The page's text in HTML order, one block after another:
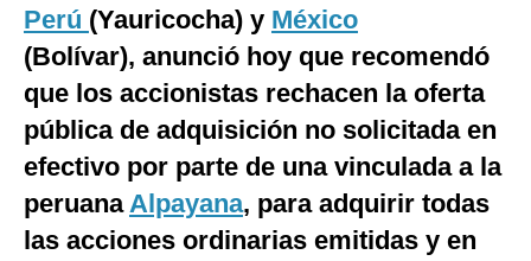
Tecnología
Club del Suscriptor
Mix
G de Gestión
Notas Contratadas
Podcast
Perú (Yauricocha) y México
(Bolívar), anunció hoy que recomendó
que los accionistas rechacen la oferta
pública de adquisición no solicitada en
efectivo por parte de una vinculada a la
peruanaAlpayana, para adquirir todas
las acciones ordinarias emitidas y en